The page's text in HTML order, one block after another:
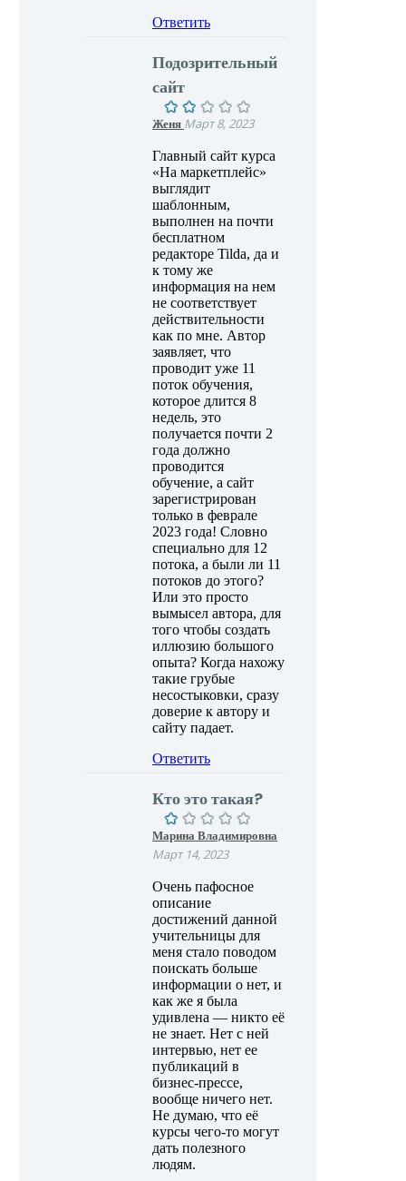
Ответить
Подозрительный
сайт
Женя Март 8, 2023
Главный сайт курса
«На маркетплейс»
выглядит
шаблонным,
выполнен на почти
бесплатном
редакторе Tilda, да и
к тому же
информация на нем
не соответствует
действительности
как по мне. Автор
заявляет, что
проводит уже 11
поток обучения,
которое длится 8
недель, это
получается почти 2
года должно
проводится
обучение, а сайт
зарегистрирован
только в феврале
2023 года! Словно
специально для 12
потока, а были ли 11
потоков до этого?
Или это просто
вымысел автора, для
того чтобы создать
иллюзию большого
опыта? Когда нахожу
такие грубые
несостыковки, сразу
доверие к автору и
сайту падает.
Ответить
Кто это такая?
Марина Владимировна
Март 14, 2023
Очень пафосное
описание
достижений данной
учительницы для
меня стало поводом
поискать больше
информации о нет, и
как же я была
удивлена — никто её
не знает. Нет с ней
интервью, нет ее
публикаций в
бизнес-прессе,
вообще ничего нет.
Не думаю, что её
курсы чего-то могут
дать полезного
людям.